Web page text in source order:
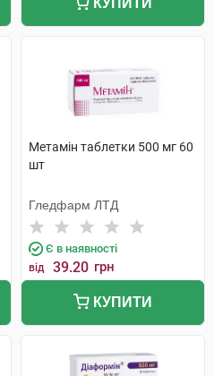
КУПИТИ
Метамін таблетки 500 мг 60
шт
Гледфарм ЛТД
Є в наявності
від 39.20 грн
КУПИТИ